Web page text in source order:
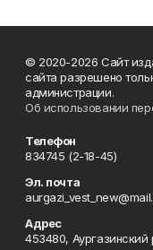
© 2020-2026 Сайт
сайта разрешено
администрации.
Об использовании
Телефон
834745 (2-18-45)
Эл. почта
Адрес
453480,